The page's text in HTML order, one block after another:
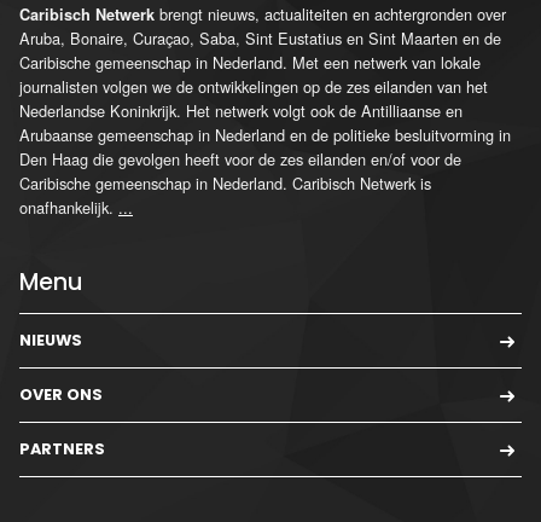
Caribisch Netwerk brengt nieuws, actualiteiten en achtergronden over
Aruba, Bonaire, Curaçao, Saba, Sint Eustatius en Sint Maarten en de
Caribische gemeenschap in Nederland. Met een netwerk van lokale
journalisten volgen we de ontwikkelingen op de zes eilanden van het
Nederlandse Koninkrijk. Het netwerk volgt ook de Antilliaanse en
Arubaanse gemeenschap in Nederland en de politieke besluitvorming in
Den Haag die gevolgen heeft voor de zes eilanden en/of voor de
Caribische gemeenschap in Nederland. Caribisch Netwerk is
onafhankelijk. ...
Menu
NIEUWS
OVER ONS
PARTNERS